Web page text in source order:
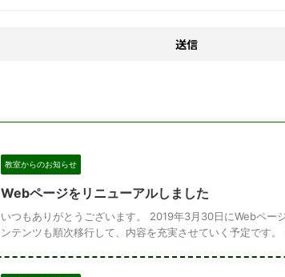
教室からのお知らせ
Webページをリニューアルしました
いつもありがとうございます。 2019年3月30日にWebペー
ンテンツも順次移行して、内容を充実させていく予定です。